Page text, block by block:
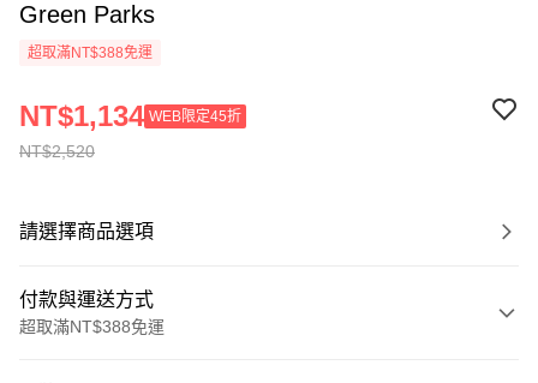
Green Parks
超取滿NT$388免運
NT$2,520
NT$1,134 WEB限定45折
請選擇商品選項
付款與運送方式
超取滿NT$388免運